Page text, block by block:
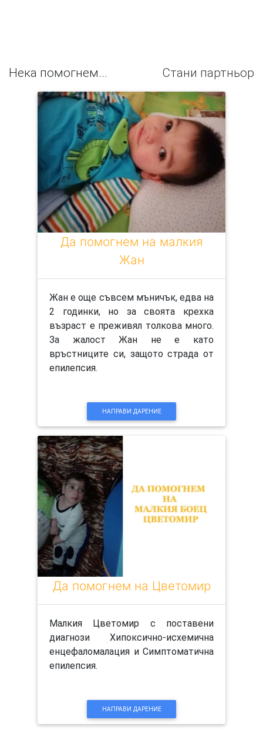
Нека помогнем... Стани партньор
Да помогнем на малкия
Жан
Жан е още съвсем мъничък, едва на
2 годинки, но за своята крехка
възраст е преживял толкова много.
За жалост Жан не е като
връстниците си, защото страда от
епилепсия.
НАПРАВИ ДАРЕНИЕ
Да помогнем на Цветомир
Малкия Цветомир с поставени
диагнози Хипоксично-исхемична
енцефаломалация и Симптоматична
епилепсия.
НАПРАВИ ДАРЕНИЕ